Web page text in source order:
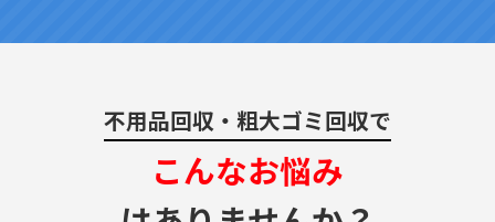
不用品回収・粗大ゴミ回収で
こんなお悩み